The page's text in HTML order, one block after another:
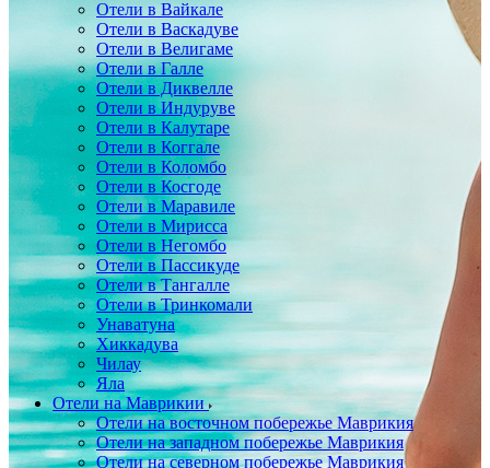
Отели в Вайкале
Отели в Васкадуве
Отели в Велигаме
Отели в Галле
Отели в Диквелле
Отели в Индуруве
Отели в Калутаре
Отели в Коггале
Отели в Коломбо
Отели в Косгоде
Отели в Маравиле
Отели в Мирисса
Отели в Негомбо
Отели в Пассикуде
Отели в Тангалле
Отели в Тринкомали
Унаватуна
Хиккадува
Чилау
Яла
Отели на Маврикии
Отели на восточном побережье Маврикия
Отели на западном побережье Маврикия
Отели на северном побережье Маврикия